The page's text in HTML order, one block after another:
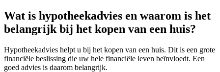
Wat is hypotheekadvies en waarom is het
belangrijk bij het kopen van een huis?
Hypotheekadvies helpt u bij het kopen van een huis. Dit is een grote
financiële beslissing die uw hele financiële leven beïnvloedt. Een
goed advies is daarom belangrijk.